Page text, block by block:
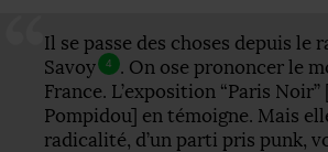
Il se passe des choses depuis le
Savoy
4
. On ose prononcer le
France. L’exposition “Paris
Pompidou] en témoigne. Mais
radicalité, d’un parti pris punk,